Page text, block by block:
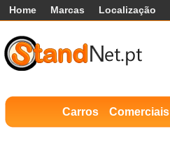
Home Marcas Localização
Carros Comerciais